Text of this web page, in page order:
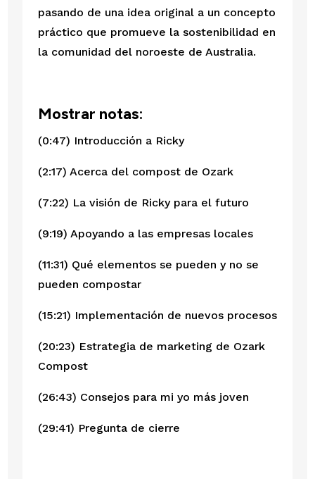
pasando de una idea original a un concepto
práctico que promueve la sostenibilidad en
la comunidad del noroeste de Australia.
Mostrar notas:
(0:47) Introducción a Ricky
(2:17) Acerca del compost de Ozark
(7:22) La visión de Ricky para el futuro
(9:19) Apoyando a las empresas locales
(11:31) Qué elementos se pueden y no se
pueden compostar
(15:21) Implementación de nuevos procesos
(20:23) Estrategia de marketing de Ozark
Compost
(26:43) Consejos para mi yo más joven
(29:41) Pregunta de cierre